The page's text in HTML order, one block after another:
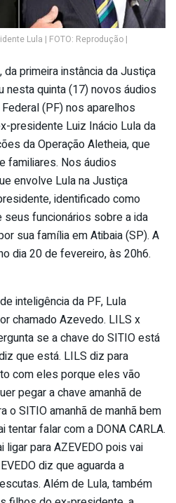
Lula | FOTO: Reprodução |
primeira instância da Justiça
nesta quinta (17) novos áudios
(PF) nos aparelhos
presidente Luiz Inácio Lula da
da Operação Aletheia, que
familiares. Nos áudios
envolve Lula na Justiça
identificado como
funcionários sobre a ida
sua família em Atibaia (SP). A
dia 20 de fevereiro, às 20h6.
inteligência da PF, Lula
chamado Azevedo. LILS x
se a chave do SITIO está
que está. LILS diz para
com eles porque eles vão
pegar a chave amanhã de
o SITIO amanhã de manhã bem
tentar falar com a DONA CARLA.
para AZEVEDO pois vai
diz que aguarda a
Além de Lula, também